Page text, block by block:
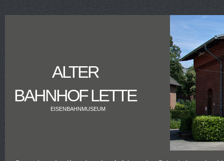
ALTER
BAHNHOF LETTE
EISENBAHNMUSEUM